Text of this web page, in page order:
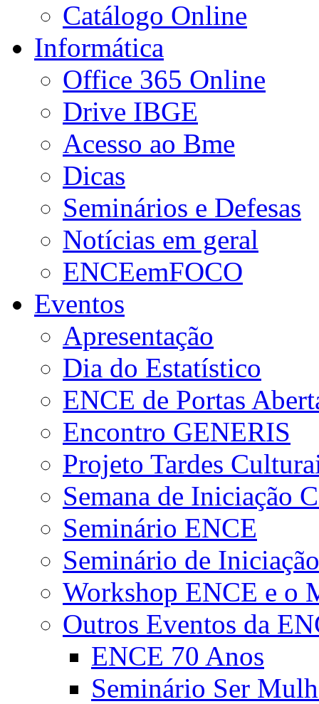
Catálogo Online
Informática
Office 365 Online
Drive IBGE
Acesso ao Bme
Dicas
Seminários e Defesas
Notícias em geral
ENCEemFOCO
Eventos
Apresentação
Dia do Estatístico
ENCE de Portas
Encontro GENERIS
Projeto Tardes
Semana de Iniciação
Seminário ENCE
Seminário de
Workshop ENCE e o
Outros Eventos da
ENCE 70 Anos
Seminário Ser